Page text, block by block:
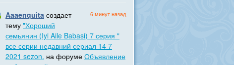
6 минут назад
Aaaenquita создает
тему "Хороший
семьянин (Iyi Aile Babasi) 7 серия "
все серии недавний сериал 14 7
2021 sezon. на форуме Объявление